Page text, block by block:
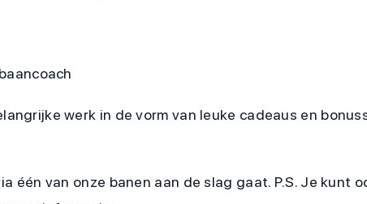
werk in de vorm van leuke cadeaus en
één van onze banen aan de slag gaat. P.S. Je kunt